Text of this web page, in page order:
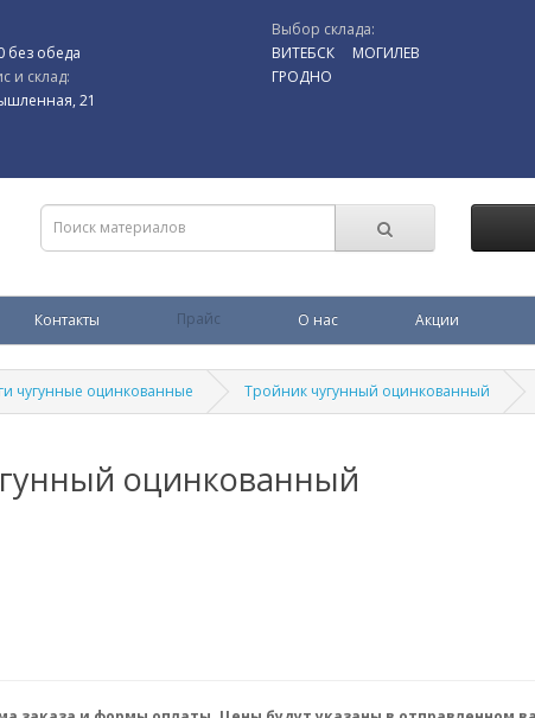
без обеда
и склад:
21
Выбор склада:
ВИТЕБСК
ГРОДНО
МОГИЛЕВ
Контакты Прайс О нас Акции
чугунные оцинкованные Тройник чугунный оцинкованный
оцинкованный